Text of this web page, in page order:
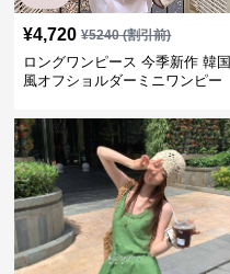
¥4,720 ¥5240(割引前)
ロングワンピース 今季新作 韓国
風オフショルダーミニワンピー